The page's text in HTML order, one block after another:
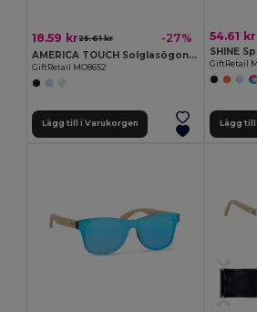
18.59 kr25.61 kr -27%
AMERICA TOUCH Solglasögon med spegellins
GiftRetail MO8652
Lägg till i Varukorgen
54.61 kr
GiftRetail
Lägg till